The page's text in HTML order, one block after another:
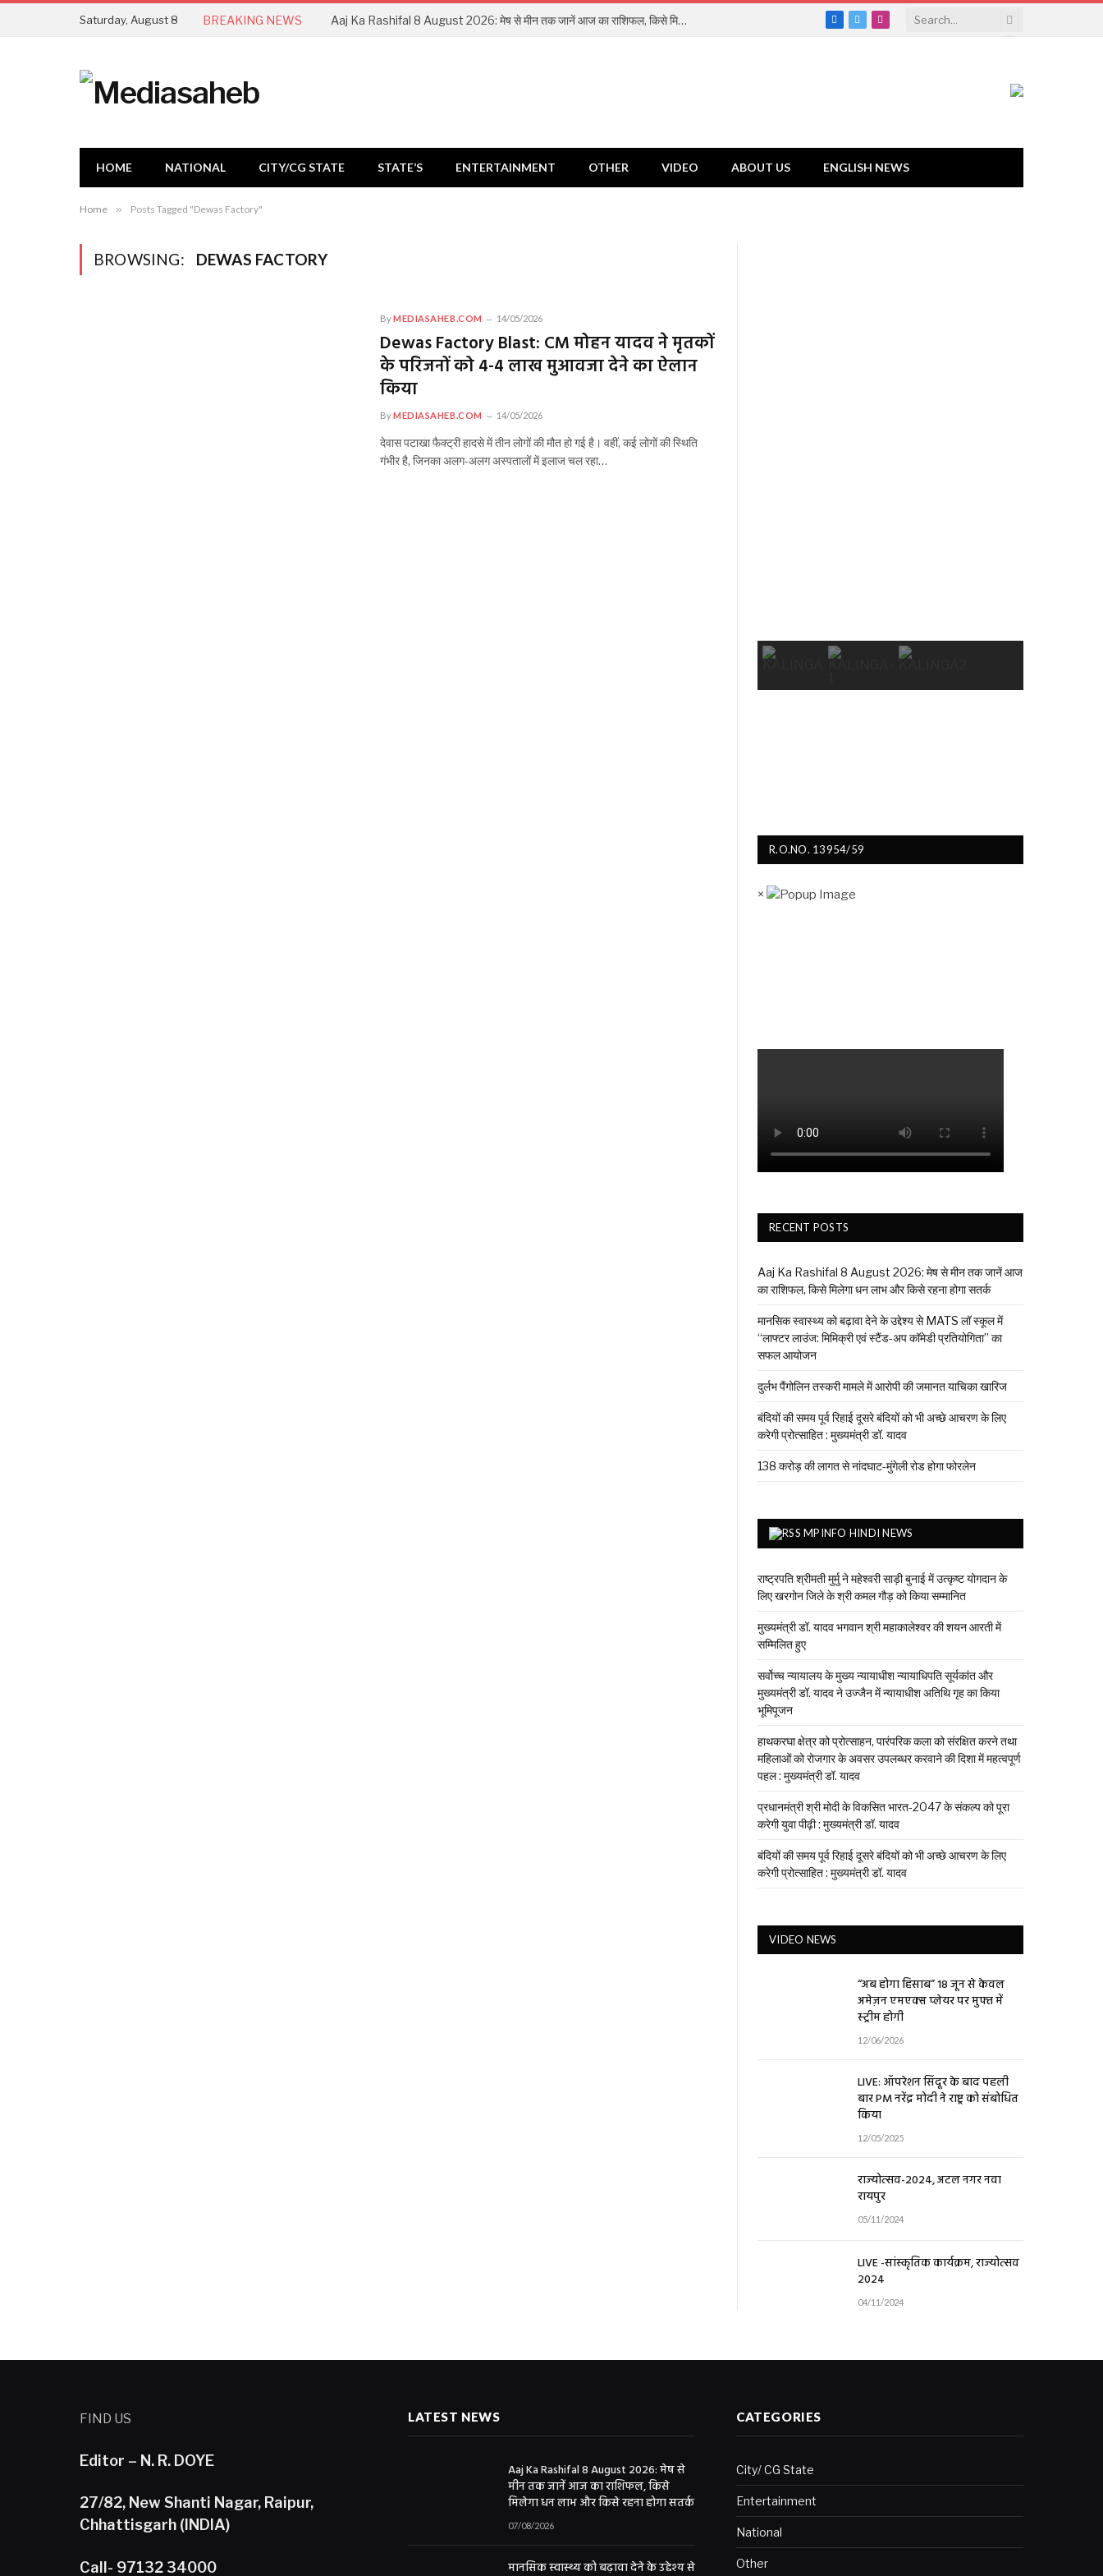
Saturday, August 8 BREAKING NEWS Aaj Ka Rashifal 8 August 2026: मेष से मीन तक जानें आज का राशिफल, किसे मिलेगा धन लाभ और किसे रहना होगा सतर्क
Facebook
TwitterInstagram
HOME NATIONAL CITY/CG STATE STATE’S ENTERTAINMENT OTHER VIDEO ABOUT US ENGLISH NEWS
Home » Posts Tagged "Dewas Factory"
BROWSING: DEWAS FACTORY
ByMEDIASAHEB.COM 14/05/2026
Dewas Factory Blast: CM मोहन यादव ने मृतकों
के परिजनों को 4-4 लाख मुआवजा देने का ऐलान
किया
ByMEDIASAHEB.COM 14/05/2026
देवास पटाखा फैक्ट्री हादसे में तीन लोगों की मौत हो गई है। वहीं, कई लोगों की स्थिति
गंभीर है, जिनका अलग-अलग अस्पतालों में इलाज चल रहा…
R.O.NO. 13954/59
×
RECENT POSTS
Aaj Ka Rashifal 8 August 2026: मेष से मीन तक जानें आज
का राशिफल, किसे मिलेगा धन लाभ और किसे रहना होगा सतर्क
मानसिक स्वास्थ्य को बढ़ावा देने के उद्देश्य से MATS लॉ स्कूल में
“लाफ्टर लाउंज: मिमिक्री एवं स्टैंड-अप कॉमेडी प्रतियोगिता” का
सफल आयोजन
दुर्लभ पैंगोलिन तस्करी मामले में आरोपी की जमानत याचिका खारिज
बंदियों की समय पूर्व रिहाई दूसरे बंदियों को भी अच्छे आचरण के लिए
करेगी प्रोत्साहित : मुख्यमंत्री डॉ. यादव
138 करोड़ की लागत से नांदघाट-मुंगेली रोड होगा फोरलेन
MPINFO HINDI NEWS
राष्ट्रपति श्रीमती मुर्मु ने महेश्वरी साड़ी बुनाई में उत्कृष्ट योगदान के
लिए खरगोन जिले के श्री कमल गौड़ को किया सम्मानित
मुख्यमंत्री डॉ. यादव भगवान श्री महाकालेश्‍वर की शयन आरती में
सम्मिलित हुए
सर्वोच्च न्यायालय के मुख्‍य न्‍यायाधीश न्यायाधिपति सूर्यकांत और
मुख्यमंत्री डॉ. यादव ने उज्जैन में न्यायाधीश अतिथि गृह का किया
भूमिपूजन
हाथकरघा क्षेत्र को प्रोत्साहन, पारंपरिक कला को संरक्षित करने तथा
महिलाओं को रोजगार के अवसर उपलब्धर करवाने की दिशा में महत्वपूर्ण
पहल : मुख्यमंत्री डॉ. यादव
प्रधानमंत्री श्री मोदी के विकसित भारत-2047 के संकल्प को पूरा
करेगी युवा पीढ़ी : मुख्यमंत्री डॉ. यादव
बंदियों की समय पूर्व रिहाई दूसरे बंदियों को भी अच्छे आचरण के लिए
करेगी प्रोत्साहित : मुख्यमंत्री डॉ. यादव
VIDEO NEWS
“अब होगा हिसाब” 18 जून से केवल
अमेज़न एमएक्स प्लेयर पर मुफ्त में
स्ट्रीम होगी
12/06/2026
LIVE: ऑपरेशन सिंदूर के बाद पहली
बार PM नरेंद्र मोदी ने राष्ट्र को संबोधित
किया
12/05/2025
राज्योत्सव-2024, अटल नगर नवा
रायपुर
05/11/2024
LIVE -सांस्कृतिक कार्यक्रम, राज्योत्सव
2024
04/11/2024
FIND US
Editor – N. R. DOYE
27/82, New Shanti Nagar, Raipur,
Chhattisgarh (INDIA)
Call- 97132 34000
LATEST NEWS
Aaj Ka Rashifal 8 August 2026: मेष से
मीन तक जानें आज का राशिफल, किसे
मिलेगा धन लाभ और किसे रहना होगा सतर्क
07/08/2026
मानसिक स्वास्थ्य को बढ़ावा देने के उद्देश्य से
CATEGORIES
City/ CG State
Entertainment
National
Other